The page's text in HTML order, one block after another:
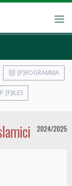
[P]ROGRAMMA
[F]ILES
2024/2025